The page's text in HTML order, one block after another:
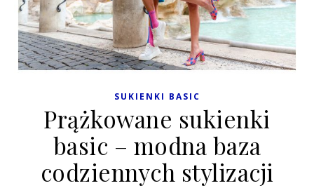
SUKIENKI BASIC
Prążkowane sukienki
basic – modna baza
codziennych stylizacji